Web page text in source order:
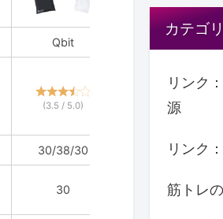
Qbit
(3.5 / 5.0)
30/38/30
30
カテゴ
リンク
源
リンク
筋トレ